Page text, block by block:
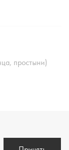
простыни)